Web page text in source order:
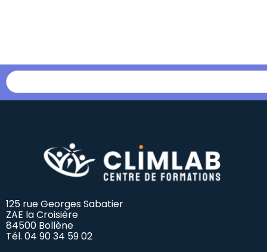
125 rue Georges Sabatier
ZAE la Croisière
84500 Bollène
Tél. 04 90 34 59 02